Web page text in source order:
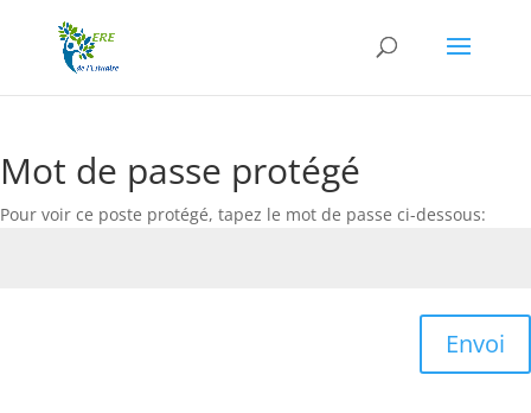
Mot de passe protégé
Pour voir ce poste protégé, tapez le mot de passe ci-dessous:
Envoi